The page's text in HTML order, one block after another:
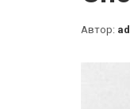
Автор: